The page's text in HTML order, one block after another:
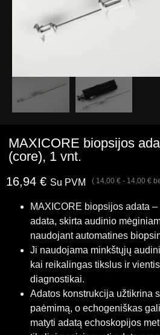
MAXICORE biopsijos
(core), 1 vnt.
16,94 € Su PVM ( 14,00 € - 14,00 €
MAXICORE biopsijos adata
adata, skirta audinio
naudojant automatines
Ji naudojama minkštųjų
kai reikalingas tikslus ir
diagnostikai.
Adatos konstrukcija užtikrina
paėmimą, o echogeniškas
matyti adatą echoskopijos